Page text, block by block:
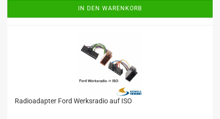
IN DEN WARENKORB
Radioadapter Ford Werksradio auf ISO